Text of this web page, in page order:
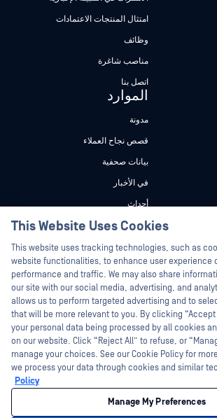
امتثال المنتجات الاعتمادات
وظائف
مناصب شاغرة
اتصل بنا
الموارد
مدونة
قصص نجاح العملاء
بيانات صحفية
في الأخبار
أحداث
ندوات عبر الإنترنت
أوراق البيانات
مستندات تقنية
أدوات مجانية
©2026 OPSWAT . جميع الحقوق محفوظة. OPSWAT و MetaDefender و Metascan و
MetaAccess OPSWAT و Trust no File. Trust No Device. و OPSWAT و Protecting the
This Website Uses Cookies
This website uses tracking technologies, such as
website functionalities, to enhance user experience
performance and traffic. We may also share
our site with our social media, advertising, and
allows us to perform targeted advertising and to
that will be more relevant to you. By clicking “Accept
your personal data being processed by all cookies
on our website. Click “Reject All” to refuse, or
manage your choices. See our Cookie Policy for
we process your data through cookies and similar
Policy
Manage My Preferences
Hey there!
I'm Ozzy, your OPSWAT virtual assistant.
How can I help you secure what's critical
today?